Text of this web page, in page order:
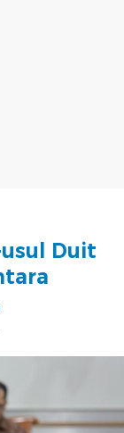
usul Duit